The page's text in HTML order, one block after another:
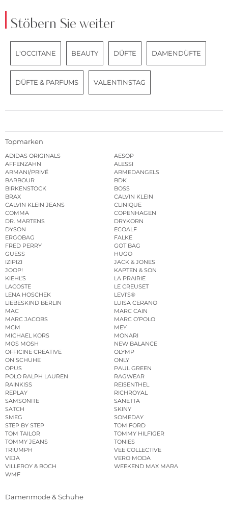
Stöbern Sie weiter
L'OCCITANE BEAUTY DÜFTE DAMENDÜFTE
DÜFTE & PARFUMS VALENTINSTAG
Topmarken
ADIDAS ORIGINALS
AESOP
AFFENZAHN
ALESSI
ARMANI/PRIVÉ
ARMEDANGELS
BARBOUR
BDK
BIRKENSTOCK
BOSS
BRAX
CALVIN KLEIN
CALVIN KLEIN JEANS
CLINIQUE
COMMA
COPENHAGEN
DR. MARTENS
DRYKORN
DYSON
ECOALF
ERGOBAG
FALKE
FRED PERRY
GOT BAG
GUESS
HUGO
IZIPIZI
JACK & JONES
JOOP!
KAPTEN & SON
KIEHL’S
LA PRAIRIE
LACOSTE
LE CREUSET
LENA HOSCHEK
LEVI’S®
LIEBESKIND BERLIN
LUISA CERANO
MAC
MARC CAIN
MARC JACOBS
MARC O’POLO
MCM
MEY
MICHAEL KORS
MONARI
MOS MOSH
NEW BALANCE
OFFICINE CREATIVE
OLYMP
ON SCHUHE
ONLY
OPUS
PAUL GREEN
POLO RALPH LAUREN
RAGWEAR
RAINKISS
REISENTHEL
REPLAY
RICHROYAL
SAMSONITE
SANETTA
SATCH
SKINY
SMEG
SOMEDAY
STEP BY STEP
TOM FORD
TOM TAILOR
TOMMY HILFIGER
TOMMY JEANS
TONIES
TRIUMPH
VEE COLLECTIVE
VEJA
VERO MODA
VILLEROY & BOCH
WEEKEND MAX MARA
WMF
Damenmode & Schuhe